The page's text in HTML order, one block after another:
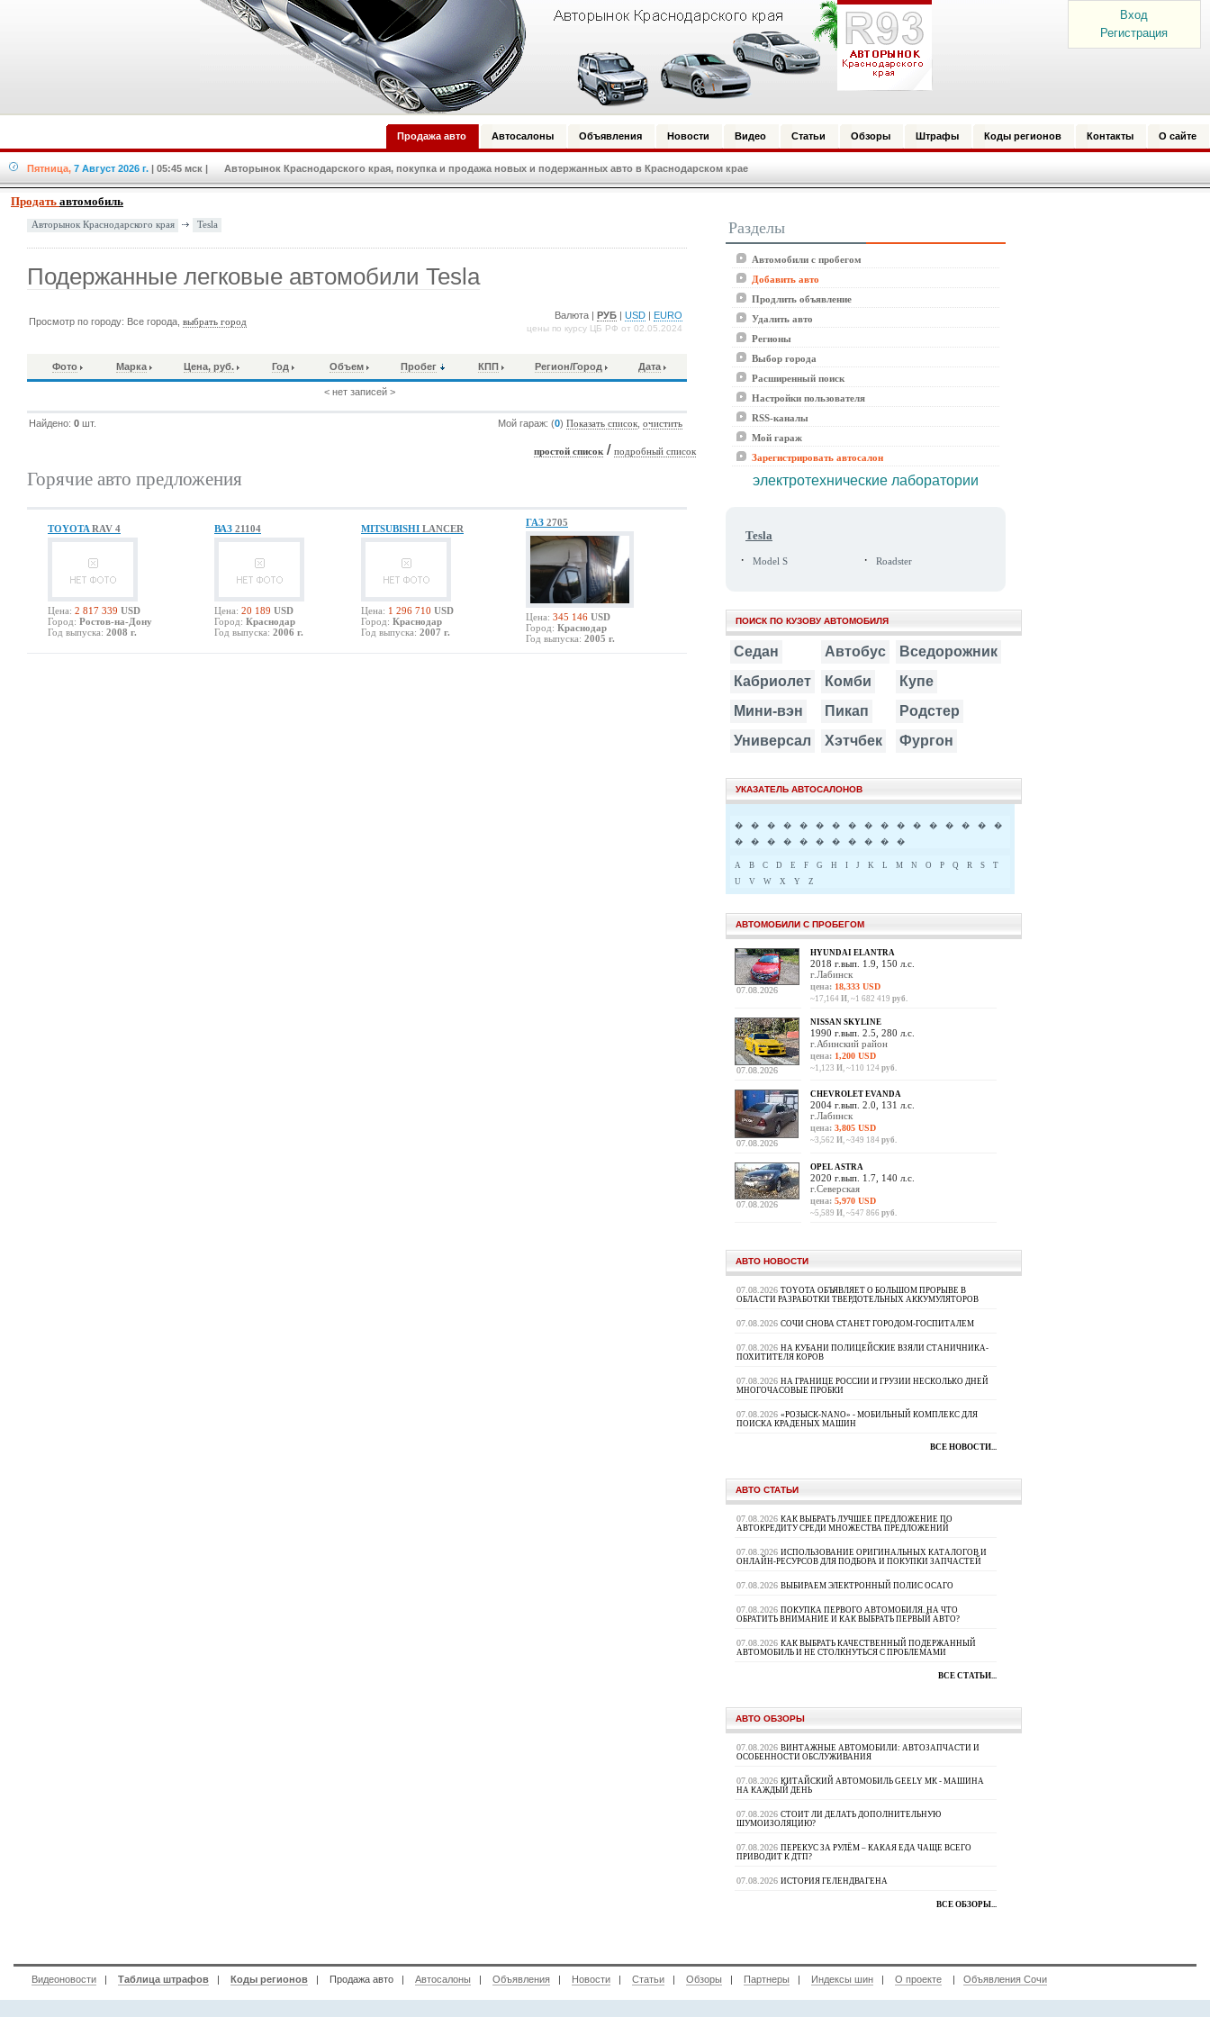
Вход
Регистрация
Продажа авто Автосалоны Объявления Новости Видео Статьи Обзоры Штрафы Коды регионов Контакты О сайте
Пятница, 7 Август 2026 г. | 05:45 мск | Авторынок Краснодарского края, покупка и продажа новых и подержанных авто в Краснодарском крае
Продать автомобиль
Авторынок Краснодарского края Tesla
Подержанные легковые автомобили Tesla
Просмотр по городу: Все города,выбрать город
Валюта | РУБ |USD EURO
цены по курсу ЦБ РФ от 02.05.2024
Фото Марка Цена, руб. Год Объем Пробег КПП Регион/Город Дата
< нет записей >
Найдено:0 шт. Мой гараж: (0)Показать список ,очистить
простой список /подробный список
Горячие авто предложения
TOYOTA RAV 4
Цена: 2 817 339 USD
Город: Ростов-на-Дону
Год выпуска: 2008 г.
ВАЗ 21104
Цена: 20 189 USD
Город: Краснодар
Год выпуска: 2006 г.
MITSUBISHI LANCER
Цена: 1 296 710 USD
Город: Краснодар
Год выпуска: 2007 г.
ГАЗ 2705
Цена: 345 146 USD
Город: Краснодар
Год выпуска: 2005 г.
Разделы
Автомобили с пробегом
Добавить авто
Продлить объявление
Удалить авто
Регионы
Выбор города
Расширенный поиск
Настройки пользователя
RSS-каналы
Мой гараж
Зарегистрировать автосалон
электротехнические лаборатории
Tesla
· Model S · Roadster
ПОИСК ПО КУЗОВУ АВТОМОБИЛЯ
Седан Автобус
Вседорожник
Кабриолет
Комби
Купе
Мини-вэн
Пикап
Родстер
Универсал
Хэтчбек Фургон
УКАЗАТЕЛЬ АВТОСАЛОНОВ
� � � � � � � � � � � � � � � �
�
�
� � � � � � � � � �
A B C D E F G H I J K L M N O P Q R S
T
U
V W X Y Z
АВТОМОБИЛИ С ПРОБЕГОМ
07.08.2026
HYUNDAI ELANTRA
2018 г.вып. 1.9, 150 л.с.
г.Лабинск
цена: 18,333 USD
~17,164 И, ~1 682 419 руб.
07.08.2026
NISSAN SKYLINE
1990 г.вып. 2.5, 280 л.с.
г.Абинский район
цена: 1,200 USD
~1,123 И, ~110 124 руб.
07.08.2026
CHEVROLET EVANDA
2004 г.вып. 2.0, 131 л.с.
г.Лабинск
цена: 3,805 USD
~3,562 И, ~349 184 руб.
07.08.2026
OPEL ASTRA
2020 г.вып. 1.7, 140 л.с.
г.Северская
цена: 5,970 USD
~5,589 И, ~547 866 руб.
АВТО НОВОСТИ
07.08.2026 TOYOTA ОБЪЯВЛЯЕТ О БОЛЬШОМ ПРОРЫВЕ В
ОБЛАСТИ РАЗРАБОТКИ ТВЕРДОТЕЛЬНЫХ АККУМУЛЯТОРОВ
07.08.2026 СОЧИ СНОВА СТАНЕТ ГОРОДОМ-ГОСПИТАЛЕМ
07.08.2026 НА КУБАНИ ПОЛИЦЕЙСКИЕ ВЗЯЛИ СТАНИЧНИКА-
ПОХИТИТЕЛЯ КОРОВ
07.08.2026 НА ГРАНИЦЕ РОССИИ И ГРУЗИИ НЕСКОЛЬКО ДНЕЙ
МНОГОЧАСОВЫЕ ПРОБКИ
07.08.2026 «РОЗЫСК-NANO» - МОБИЛЬНЫЙ КОМПЛЕКС ДЛЯ
ПОИСКА КРАДЕНЫХ МАШИН
ВСЕ НОВОСТИ...
АВТО СТАТЬИ
07.08.2026 КАК ВЫБРАТЬ ЛУЧШЕЕ ПРЕДЛОЖЕНИЕ ПО
АВТОКРЕДИТУ СРЕДИ МНОЖЕСТВА ПРЕДЛОЖЕНИЙ
07.08.2026 ИСПОЛЬЗОВАНИЕ ОРИГИНАЛЬНЫХ КАТАЛОГОВ И
ОНЛАЙН-РЕСУРСОВ ДЛЯ ПОДБОРА И ПОКУПКИ ЗАПЧАСТЕЙ
07.08.2026 ВЫБИРАЕМ ЭЛЕКТРОННЫЙ ПОЛИС ОСАГО
07.08.2026 ПОКУПКА ПЕРВОГО АВТОМОБИЛЯ. НА ЧТО
ОБРАТИТЬ ВНИМАНИЕ И КАК ВЫБРАТЬ ПЕРВЫЙ АВТО?
07.08.2026 КАК ВЫБРАТЬ КАЧЕСТВЕННЫЙ ПОДЕРЖАННЫЙ
АВТОМОБИЛЬ И НЕ СТОЛКНУТЬСЯ С ПРОБЛЕМАМИ
ВСЕ СТАТЬИ...
АВТО ОБЗОРЫ
07.08.2026 ВИНТАЖНЫЕ АВТОМОБИЛИ: АВТОЗАПЧАСТИ И
ОСОБЕННОСТИ ОБСЛУЖИВАНИЯ
07.08.2026 КИТАЙСКИЙ АВТОМОБИЛЬ GEELY МК - МАШИНА
НА КАЖДЫЙ ДЕНЬ
07.08.2026 СТОИТ ЛИ ДЕЛАТЬ ДОПОЛНИТЕЛЬНУЮ
ШУМОИЗОЛЯЦИЮ?
07.08.2026 ПЕРЕКУС ЗА РУЛЁМ – КАКАЯ ЕДА ЧАЩЕ ВСЕГО
ПРИВОДИТ К ДТП?
07.08.2026 ИСТОРИЯ ГЕЛЕНДВАГЕНА
ВСЕ ОБЗОРЫ...
Видеоновости | Таблица штрафов | Коды регионов | Продажа авто | Автосалоны | Объявления | Новости | Статьи | Обзоры | Партнеры | Индексы шин | О проекте | Объявления Сочи